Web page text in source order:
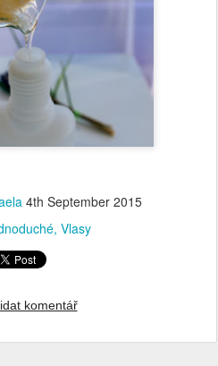
4th September 2015
Vlasy
komentář